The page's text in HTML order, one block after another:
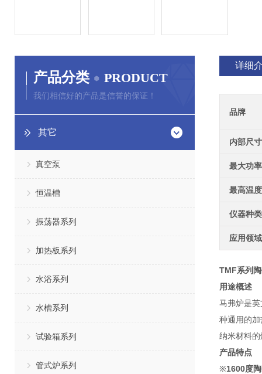
产品分类 PRODUCT
我们相信好的产品是信誉的保证！
其它
真空泵
恒温槽
振荡器系列
加热板系列
水浴系列
水槽系列
试验箱系列
管式炉系列
详细
品牌
内部尺寸
最大功率
最高温度
仪器种类
应用领域
TMF系列
用途概述
马弗炉是
种通用的
纳米材料
产品特点
※1600度